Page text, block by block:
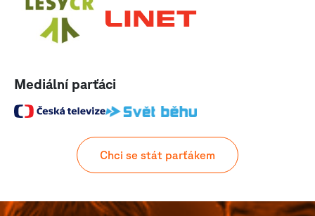
Mediální parťáci
Chci se stát parťákem